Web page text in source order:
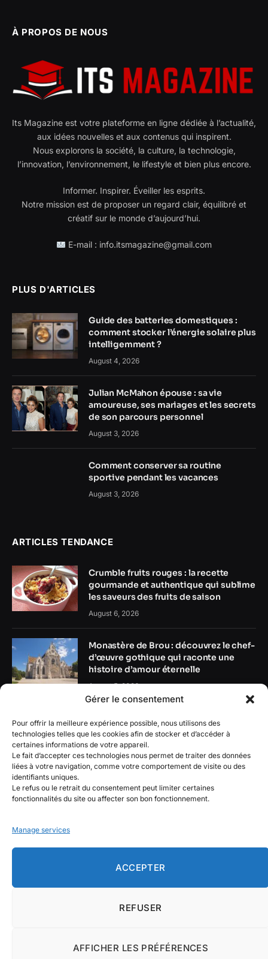
Gérer le consentement
Pour offrir la meilleure expérience possible, nous utilisons des
technologies telles que les cookies afin de stocker et d’accéder à
certaines informations de votre appareil.
Le fait d’accepter ces technologies nous permet de traiter des données
liées à votre navigation, comme votre comportement de visite ou des
identifiants uniques.
Le refus ou le retrait du consentement peut limiter certaines
fonctionnalités du site ou affecter son bon fonctionnement.
Manage services
ACCEPTER
REFUSER
AFFICHER LES PRÉFÉRENCES
À PROPOS DE NOUS
Its Magazine est votre plateforme en ligne dédiée à l’actualité,
aux idées nouvelles et aux contenus qui inspirent.
Nous explorons la société, la culture, la technologie,
l’innovation, l’environnement, le lifestyle et bien plus encore.
Informer. Inspirer. Éveiller les esprits.
Notre mission est de proposer un regard clair, équilibré et
créatif sur le monde d’aujourd’hui.
E-mail : info.itsmagazine@gmail.com
PLUS D'ARTICLES
Guide des batteries domestiques :
comment stocker l’énergie solaire plus
intelligemment ?
August 4, 2026
Julian McMahon épouse : sa vie
amoureuse, ses mariages et les secrets
de son parcours personnel
August 3, 2026
Comment conserver sa routine
sportive pendant les vacances
August 3, 2026
ARTICLES TENDANCE
Crumble fruits rouges : la recette
gourmande et authentique qui sublime
les saveurs des fruits de saison
August 6, 2026
Monastère de Brou : découvrez le chef-
d’œuvre gothique qui raconte une
histoire d’amour éternelle
August 5, 2026
Revue de batteries solaires :
caractéristiques clés à vérifier avant
l’achat
August 4, 2026
CONDITIONS GÉNÉRALES D’UTILISATION